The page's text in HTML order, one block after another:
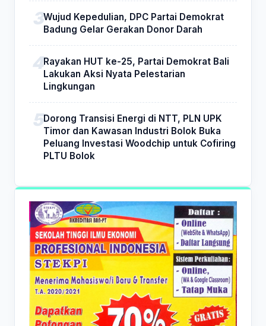
Wujud Kepedulian, DPC Partai Demokrat
Badung Gelar Gerakan Donor Darah
Rayakan HUT ke-25, Partai Demokrat Bali
Lakukan Aksi Nyata Pelestarian
Lingkungan
Dorong Transisi Energi di NTT, PLN UPK
Timor dan Kawasan Industri Bolok Buka
Peluang Investasi Woodchip untuk Cofiring
PLTU Bolok